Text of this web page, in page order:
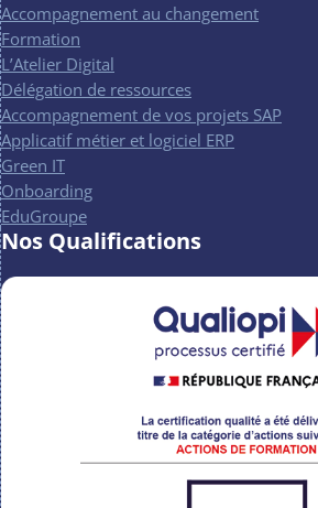
Accompagnement au changement
Formation
L’Atelier Digital
Délégation de ressources
Accompagnement de vos projets SAP
Applicatif métier et logiciel ERP
Green IT
Onboarding
EduGroupe
Nos Qualifications